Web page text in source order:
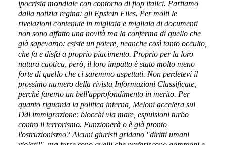
ipocrisia mondiale con contorno di flop italici. Partiamo
dalla notizia regina: gli Epstein Files. Per molti le
rivelazioni contenute in migliaia e migliaia di documenti
non sono affatto una novità ma la conferma di quello che
già sapevamo: esiste un potere, neanche così tanto occulto,
che fa e disfa a proprio piacimento. Proprio per la loro
natura caotica, però, il loro impatto è stato molto meno
forte di quello che ci saremmo aspettati. Non perdetevi il
prossimo numero della rivista Informazioni Classificate,
perché faremo un bell'approfondimento in merito. Per
quanto riguarda la politica interna, Meloni accelera sul
Ddl immigrazione: blocchi via mare, espulsioni turbo
contro il terrorismo. Funzionerà o è già pronto
l'ostruzionismo? Alcuni giuristi gridano "diritti umani